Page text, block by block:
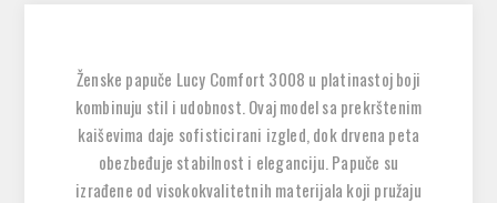
Ženske papuče Lucy Comfort 3008 u platinastoj boji
kombinuju stil i udobnost. Ovaj model sa prekrštenim
kaiševima daje sofisticirani izgled, dok drvena peta
obezbeđuje stabilnost i eleganciju. Papuče su
izrađene od visokokvalitetnih materijala koji pružaju